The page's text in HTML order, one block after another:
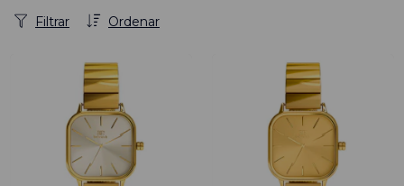
Ordenar
Filtrar